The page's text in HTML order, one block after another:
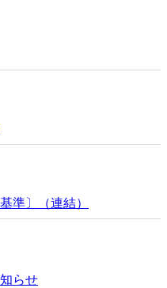
準〕（連結）
らせ